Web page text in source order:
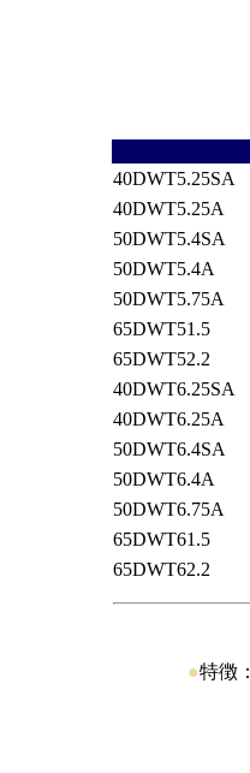
40DWT5.25SA
40DWT5.25A
50DWT5.4SA
50DWT5.4A
50DWT5.75A
65DWT51.5
65DWT52.2
40DWT6.25SA
40DWT6.25A
50DWT6.4SA
50DWT6.4A
50DWT6.75A
65DWT61.5
65DWT62.2
●特徴：